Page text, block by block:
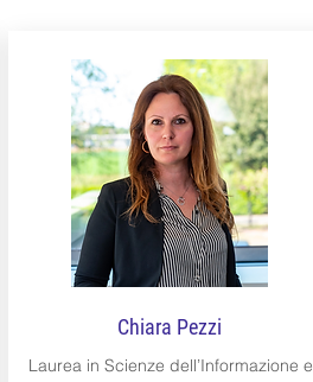
Chiara Pezzi
Laurea in Scienze dell’Informazione e